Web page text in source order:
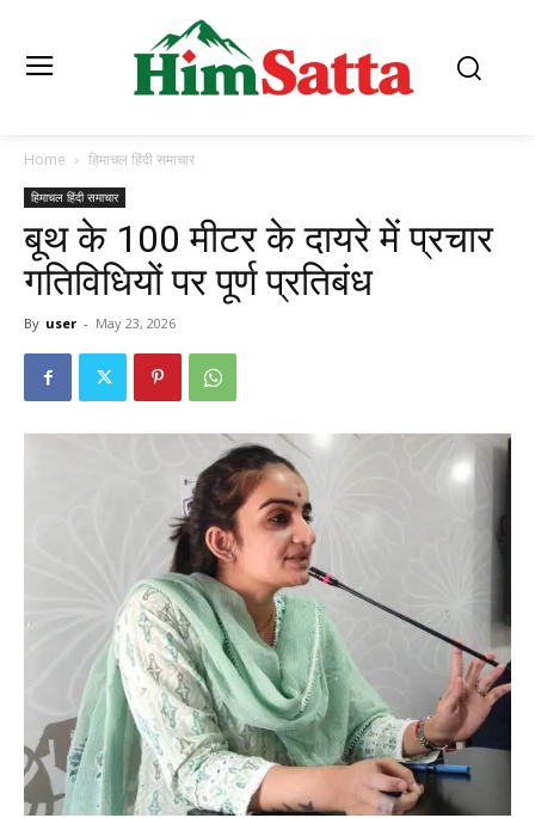
Home हिमाचल हिंदी समाचार
हिमाचल हिंदी समाचार
बूथ के 100 मीटर के दायरे में प्रचार
गतिविधियों पर पूर्ण प्रतिबंध
By user - May 23, 2026